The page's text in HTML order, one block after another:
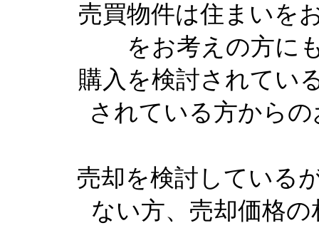
売買物件は住まいを
をお考えの方に
購入を検討されてい
されている方から
売却を検討している
ない方、売却価格